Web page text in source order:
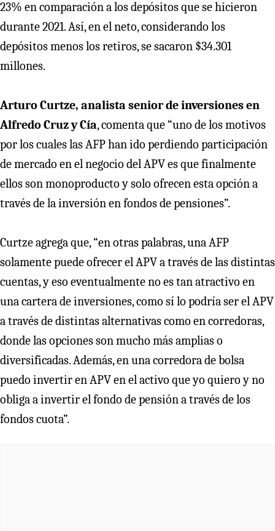
23% en comparación a los depósitos que se hicieron
durante 2021. Así, en el neto, considerando los
depósitos menos los retiros, se sacaron $34.301
millones.
Arturo Curtze, analista senior de inversiones en
Alfredo Cruz y Cía, comenta que “uno de los motivos
por los cuales las AFP han ido perdiendo participación
de mercado en el negocio del APV es que finalmente
ellos son monoproducto y solo ofrecen esta opción a
través de la inversión en fondos de pensiones”.
Curtze agrega que, “en otras palabras, una AFP
solamente puede ofrecer el APV a través de las distintas
cuentas, y eso eventualmente no es tan atractivo en
una cartera de inversiones, como sí lo podría ser el APV
a través de distintas alternativas como en corredoras,
donde las opciones son mucho más amplias o
diversificadas. Además, en una corredora de bolsa
puedo invertir en APV en el activo que yo quiero y no
obliga a invertir el fondo de pensión a través de los
fondos cuota”.